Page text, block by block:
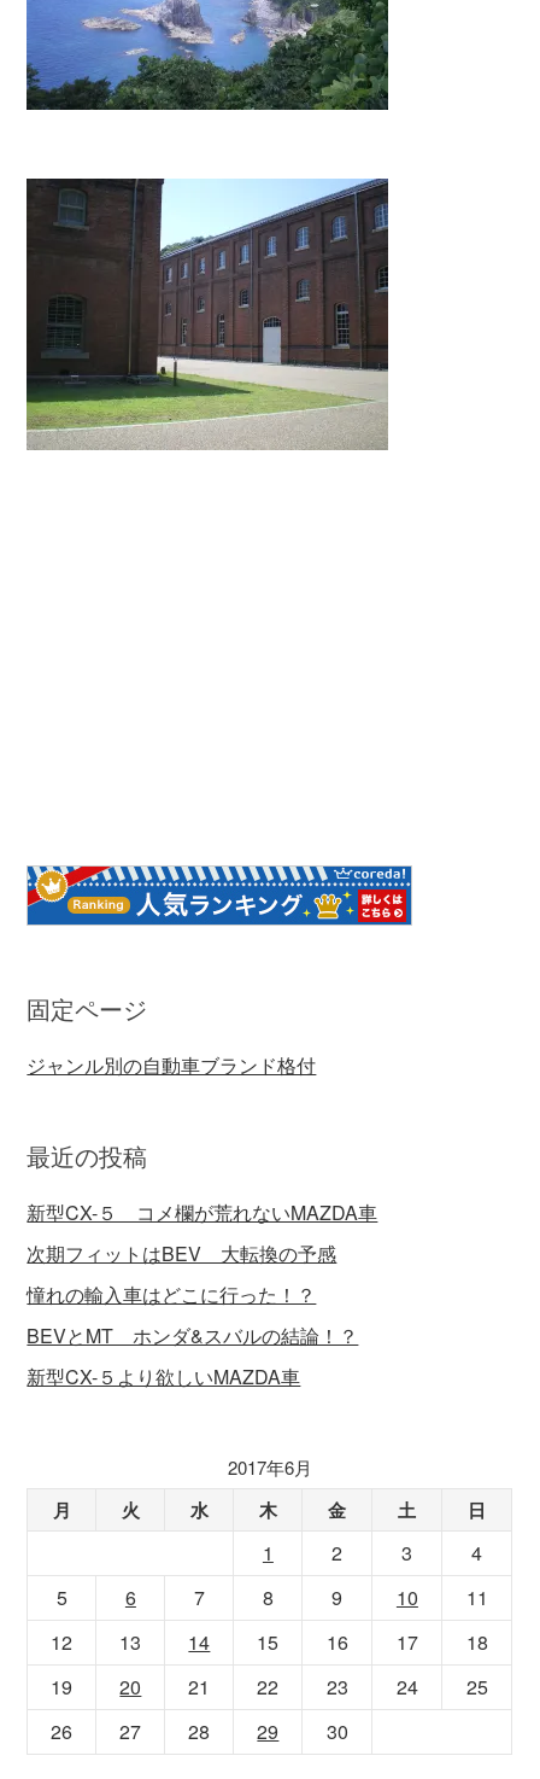
固定ページ
ジャンル別の自動車ブランド格付
最近の投稿
新型CX-５ コメ欄が荒れないMAZDA車
次期フィットはBEV 大転換の予感
憧れの輸入車はどこに行った！？
BEVとMT ホンダ&スバルの結論！？
新型CX-５より欲しいMAZDA車
2017年6月
月 火 水 木 金 土 日
1 2 3
4
5
6 7 8 9 10
11
12
13 14 15 16 17
18
19
20 21 22 23 24
25
26
27 28 29 30